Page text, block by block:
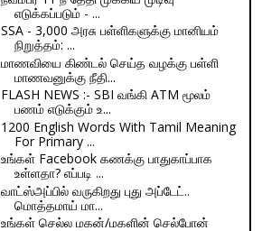
எடுக்கப்படும் - ...
SSA - 3,000 அரசு பள்ளிகளுக்கு மானியம்
நிறுத்தம்: ...
மாணவியை கிண்டல் செய்த வழக்கு பள்ளி
மாணவனுக்கு நீதி...
FLASH NEWS :- SBI வங்கி ATM மூலம்
பணம் எடுக்கும் உ...
1200 English Words With Tamil Meaning
For Primary ...
உங்கள் Facebook கணக்கு பாதுகாப்பாக
உள்ளதா? எப்படி ...
வாட்ஸ்அப்பில் வருகிறது புது அப்டேட்..
மொத்தமாய் மா...
உங்கள் செல்ல மகன்/மகளின் செல்போன்